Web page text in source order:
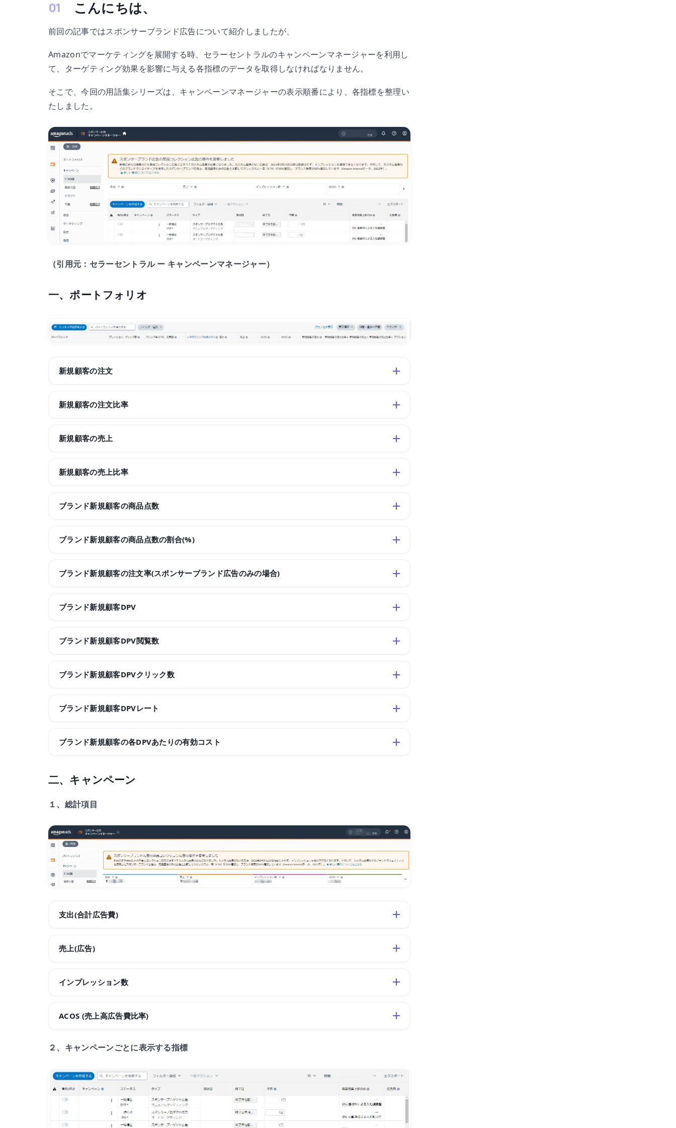
こんにちは、
前回の記事ではスポンサーブランド広告について紹介しましたが、
Amazonでマーケティングを展開する時、セラーセントラルのキャンペーンマネージャーを利用し
て、ターゲティング効果を影響に与える各指標のデータを取得しなければなりません。
そこで、今回の用語集シリーズは、キャンペーンマネージャーの表示順番により、各指標を整理い
たしました。
（引用元：セラーセントラル ー キャンペーンマネージャー）
一、ポートフォリオ
新規顧客の注文
新規顧客の注文比率
新規顧客の売上
新規顧客の売上比率
ブランド新規顧客の商品点数
ブランド新規顧客の商品点数の割合(%)
ブランド新規顧客の注文率(スポンサーブランド広告のみの場合)
ブランド新規顧客DPV
ブランド新規顧客DPV閲覧数
ブランド新規顧客DPVクリック数
ブランド新規顧客DPVレート
ブランド新規顧客の各DPVあたりの有効コスト
二、キャンペーン
１、総計項目
支出(合計広告費)
売上(広告)
インプレッション数
ACOS (売上高広告費比率)
２、キャンペーンごとに表示する指標